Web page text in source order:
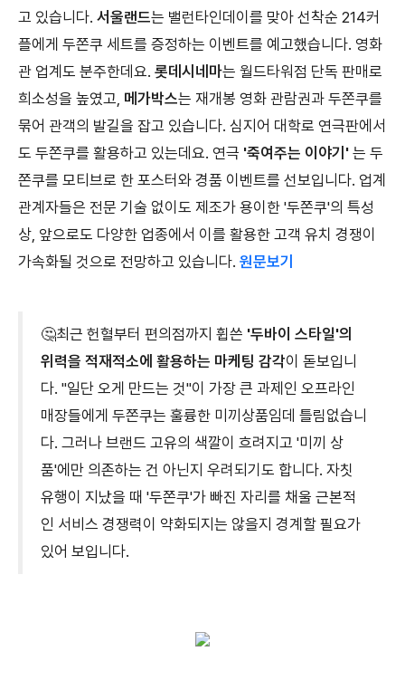
고 있습니다. 서울랜드는 밸런타인데이를 맞아 선착순 214커
플에게 두쫀쿠 세트를 증정하는 이벤트를 예고했습니다. 영화
관 업계도 분주한데요. 롯데시네마는 월드타워점 단독 판매로
희소성을 높였고, 메가박스는 재개봉 영화 관람권과 두쫀쿠를
묶어 관객의 발길을 잡고 있습니다. 심지어 대학로 연극판에서
도 두쫀쿠를 활용하고 있는데요. 연극 '죽여주는 이야기' 는 두
쫀쿠를 모티브로 한 포스터와 경품 이벤트를 선보입니다. 업계
관계자들은 전문 기술 없이도 제조가 용이한 '두쫀쿠'의 특성
상, 앞으로도 다양한 업종에서 이를 활용한 고객 유치 경쟁이
가속화될 것으로 전망하고 있습니다. 원문보기
🤔최근 헌혈부터 편의점까지 휩쓴 '두바이 스타일'의
위력을 적재적소에 활용하는 마케팅 감각이 돋보입니
다. "일단 오게 만드는 것"이 가장 큰 과제인 오프라인
매장들에게 두쫀쿠는 훌륭한 미끼상품임데 틀림없습니
다. 그러나 브랜드 고유의 색깔이 흐려지고 '미끼 상
품'에만 의존하는 건 아닌지 우려되기도 합니다. 자칫
유행이 지났을 때 '두쫀쿠'가 빠진 자리를 채울 근본적
인 서비스 경쟁력이 약화되지는 않을지 경계할 필요가
있어 보입니다.